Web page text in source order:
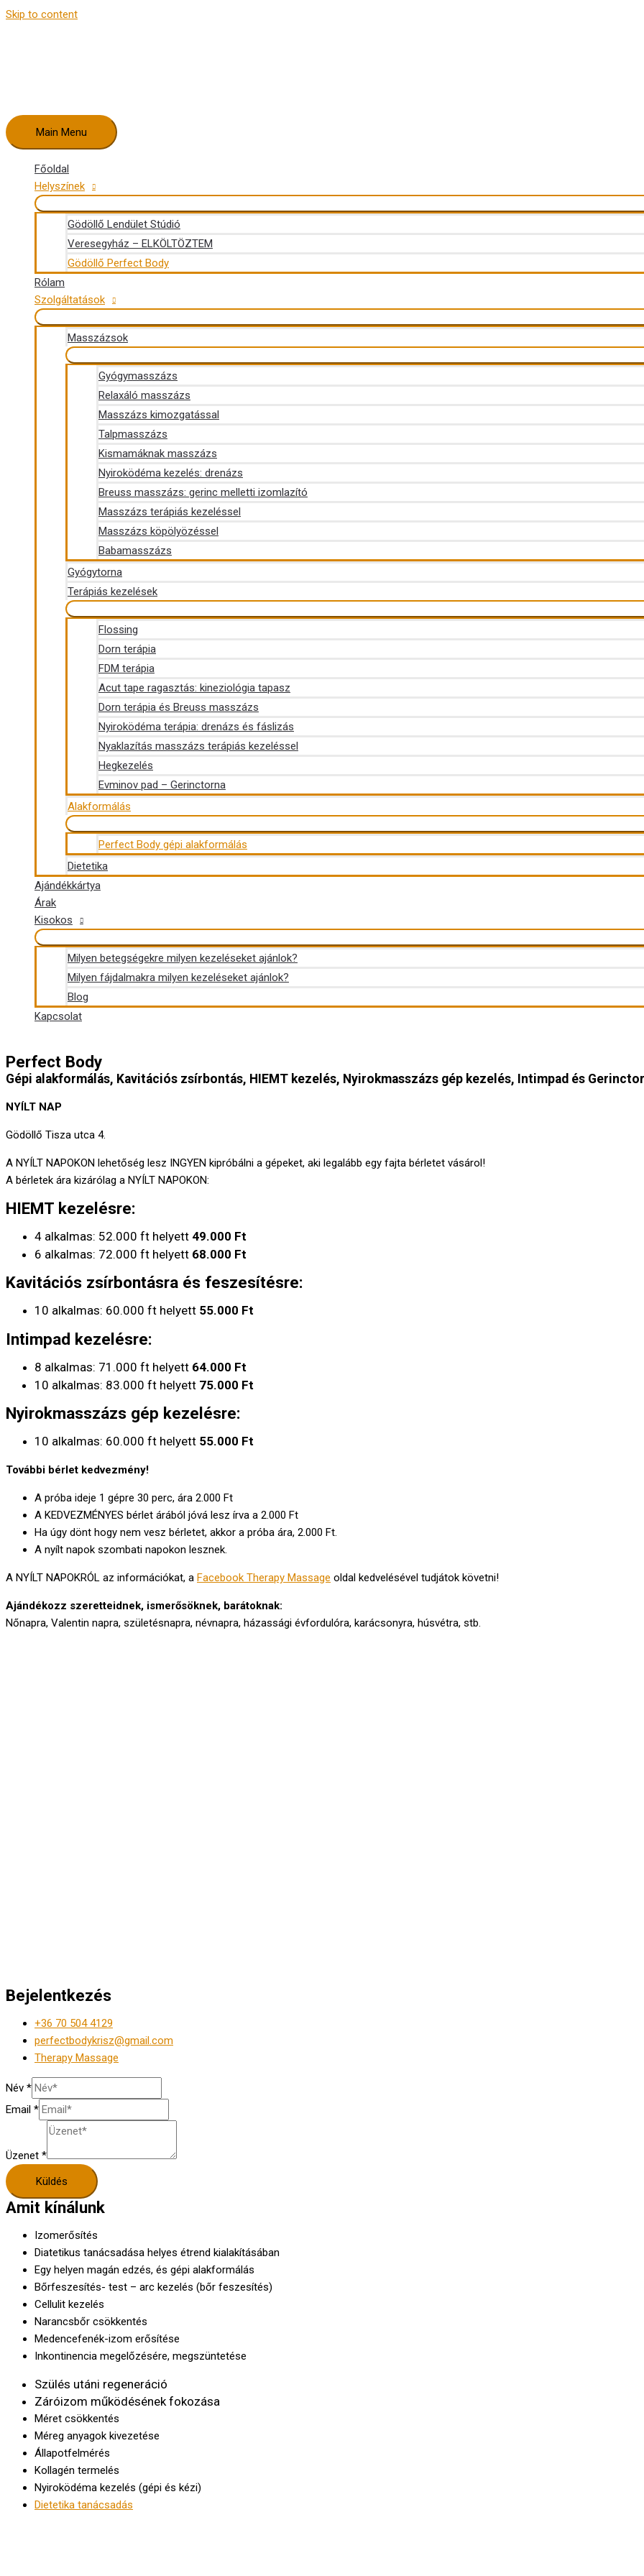
Skip to content
Main Menu
Főoldal
Helyszínek
Gödöllő Lendület Stúdió
Veresegyház – ELKÖLTÖZTEM
Gödöllő Perfect Body
Rólam
Szolgáltatások
Masszázsok
Gyógymasszázs
Relaxáló masszázs
Masszázs kimozgatással
Talpmasszázs
Kismamáknak masszázs
Nyiroködéma kezelés: drenázs
Breuss masszázs: gerinc melletti izomlazító
Masszázs terápiás kezeléssel
Masszázs köpölyözéssel
Babamasszázs
Gyógytorna
Terápiás kezelések
Flossing
Dorn terápia
FDM terápia
Acut tape ragasztás: kineziológia tapasz
Dorn terápia és Breuss masszázs
Nyiroködéma terápia: drenázs és fáslizás
Nyaklazítás masszázs terápiás kezeléssel
Hegkezelés
Evminov pad – Gerinctorna
Alakformálás
Perfect Body gépi alakformálás
Dietetika
Ajándékkártya
Árak
Kisokos
Milyen betegségekre milyen kezeléseket ajánlok?
Milyen fájdalmakra milyen kezeléseket ajánlok?
Blog
Kapcsolat
Perfect Body
Gépi alakformálás, Kavitációs zsírbontás, HIEMT kezelés, Nyirokmasszázs gép kezelés, Intimpad és
NYÍLT NAP
Gödöllő Tisza utca 4.
A NYÍLT NAPOKON lehetőség lesz INGYEN kipróbálni a gépeket, aki legalább egy fajta bérletet vásárol!
A bérletek ára kizárólag a NYÍLT NAPOKON:
HIEMT kezelésre:
4 alkalmas: 52.000 ft helyett 49.000 Ft
6 alkalmas: 72.000 ft helyett 68.000 Ft
Kavitációs zsírbontásra és feszesítésre:
10 alkalmas: 60.000 ft helyett 55.000 Ft
Intimpad kezelésre:
8 alkalmas: 71.000 ft helyett 64.000 Ft
10 alkalmas: 83.000 ft helyett 75.000 Ft
Nyirokmasszázs gép kezelésre:
10 alkalmas: 60.000 ft helyett 55.000 Ft
További bérlet kedvezmény!
A próba ideje 1 gépre 30 perc, ára 2.000 Ft
A KEDVEZMÉNYES bérlet árából jóvá lesz írva a 2.000 Ft
Ha úgy dönt hogy nem vesz bérletet, akkor a próba ára, 2.000 Ft.
A nyílt napok szombati napokon lesznek.
A NYÍLT NAPOKRÓL az információkat, a Facebook Therapy Massage oldal kedvelésével tudjátok követni!
Ajándékozz szeretteidnek, ismerősöknek, barátoknak:
Nőnapra, Valentin napra, születésnapra, névnapra, házassági évfordulóra, karácsonyra, húsvétra, stb.
Bejelentkezés
+36 70 504 4129
perfectbodykrisz@gmail.com
Therapy Massage
Név *
Email *
Üzenet *
Küldés
Amit kínálunk
Izomerősítés
Diatetikus tanácsadása helyes étrend kialakításában
Egy helyen magán edzés, és gépi alakformálás
Bőrfeszesítés- test – arc kezelés (bőr feszesítés)
Cellulit kezelés
Narancsbőr csökkentés
Medencefenék-izom erősítése
Inkontinencia megelőzésére, megszüntetése
Szülés utáni regeneráció
Záróizom működésének fokozása
Méret csökkentés
Méreg anyagok kivezetése
Állapotfelmérés
Kollagén termelés
Nyiroködéma kezelés (gépi és kézi)
Dietetika tanácsadás